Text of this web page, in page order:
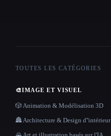
TOUTES LES CATÉGORIES
🎨IMAGE ET VISUEL
🎲 Animation & Modélisation 3D
🏯 Architecture & Design d''intérieur